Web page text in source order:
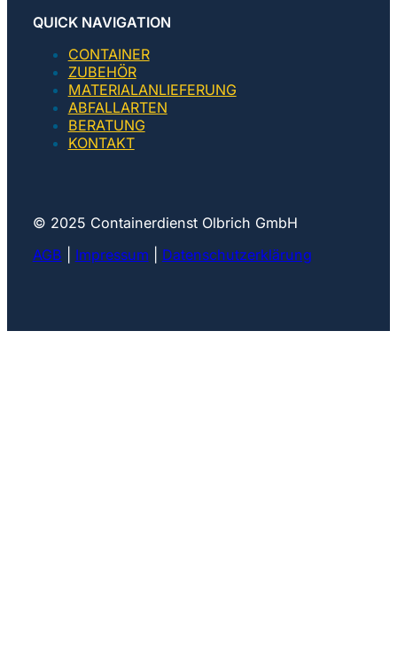
QUICK NAVIGATION
CONTAINER
ZUBEHÖR
MATERIALANLIEFERUNG
ABFALLARTEN
BERATUNG
KONTAKT
© 2025 Containerdienst Olbrich GmbH
AGB
Impressum Datenschutzerklärung